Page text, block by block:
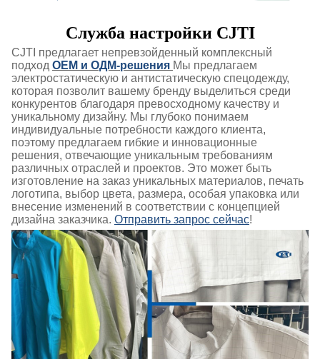
Служба настройки CJTI
CJTI предлагает непревзойденный комплексный
подход OEM и ОДМ-решения Мы предлагаем
электростатическую и антистатическую спецодежду,
которая позволит вашему бренду выделиться среди
конкурентов благодаря превосходному качеству и
уникальному дизайну. Мы глубоко понимаем
индивидуальные потребности каждого клиента,
поэтому предлагаем гибкие и инновационные
решения, отвечающие уникальным требованиям
различных отраслей и проектов. Это может быть
изготовление на заказ уникальных материалов, печать
логотипа, выбор цвета, размера, особая упаковка или
внесение изменений в соответствии с концепцией
дизайна заказчика. Отправить запрос сейчас!